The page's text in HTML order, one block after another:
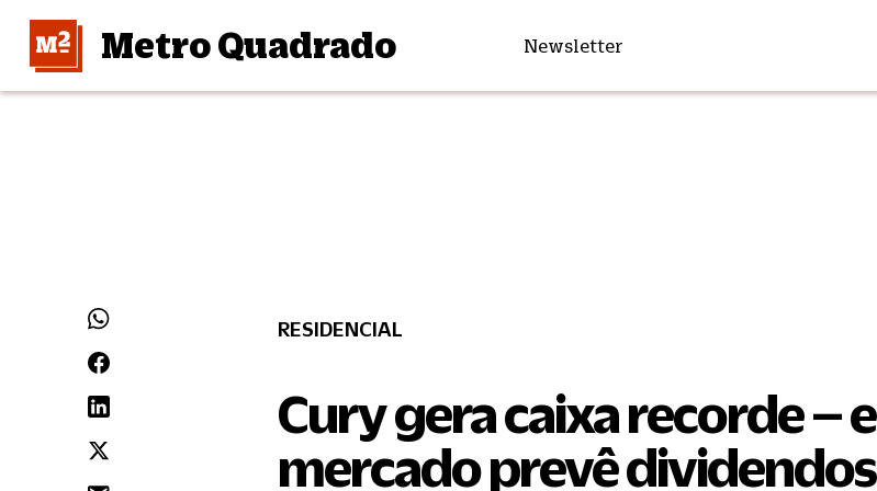
Metro Quadrado Newsletter
RESIDENCIAL
Cury gera caixa recorde – e
mercado prevê dividendos